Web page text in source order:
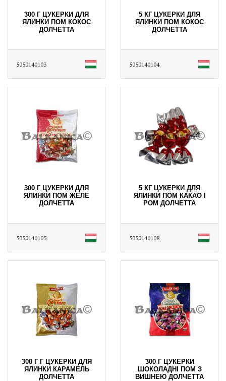
300 Г ЦУКЕРКИ ДЛЯ
ЯЛИНКИ ПОМ КОКОС
ДОЛЧЕТТА
5050140103
5 КГ ЦУКЕРКИ ДЛЯ
ЯЛИНКИ ПОМ КОКОС
ДОЛЧЕТТА
5050140104
300 Г ЦУКЕРКИ ДЛЯ
ЯЛИНКИ ПОМ ЖЕЛЕ
ДОЛЧЕТТА
5050140105
5 КГ ЦУКЕРКИ ДЛЯ
ЯЛИНКИ ПОМ КАКАО І
РОМ ДОЛЧЕТТА
5050140108
300 Г Г ЦУКЕРКИ ДЛЯ
ЯЛИНКИ КАРАМЕЛЬ
ДОЛЧЕТТА
300 Г ЦУКЕРКИ
ШОКОЛАДНІ ПОМ З
ВИШНЕЮ ДОЛЧЕТТА